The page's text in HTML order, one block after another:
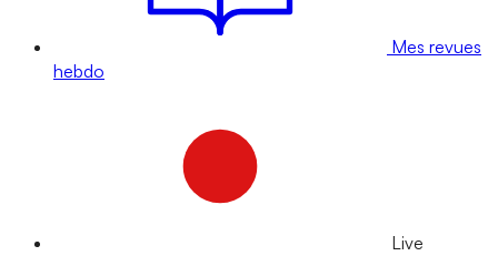
Mes revues
hebdo
Live